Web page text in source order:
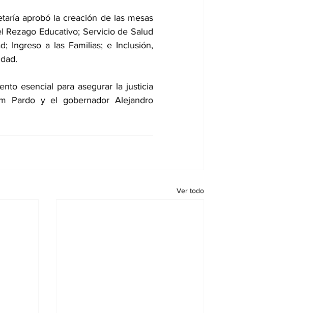
aprobó la creación de las mesas
Educativo; Servicio de Salud
Ingreso a las Familias; e Inclusión,
esencial para asegurar la justicia
Pardo y el gobernador Alejandro
Ver todo